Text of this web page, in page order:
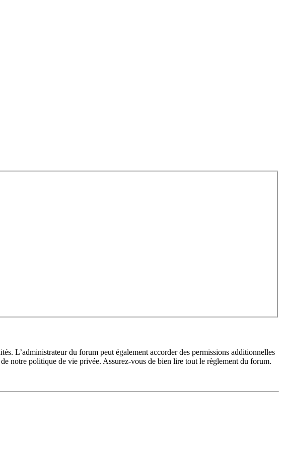
L’administrateur du forum peut également accorder des permissions additionnelles
notre politique de vie privée. Assurez-vous de bien lire tout le règlement du forum.